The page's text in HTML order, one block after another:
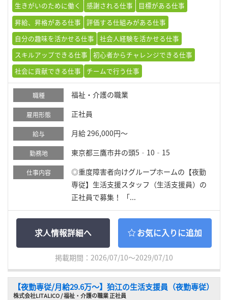
生きがいのために働く
感謝される仕事
目標がある仕事
昇給、昇格がある仕事
評価する仕組みがある仕事
自分の趣味を活かせる仕事
社会人経験を活かせる仕事
スキルアップできる仕事
初心者からチャレンジできる仕事
社会に貢献できる仕事
チームで行う仕事
職種 福祉・介護の職業
雇用形態 正社員
給与 月給 296,000円～
勤務地 東京都三鷹市井の頭5‐10‐15
仕事内容
◎重度障害者向けグループホームの【夜勤
専従】生活支援スタッフ（生活支援員）の
正社員で募集！ 「...
求人情報詳細へ お気に入りに追加
掲載期間：2026/07/10～2029/07/10
【夜勤専従/月給29.6万〜】狛江の生活支援員（夜勤専従）
株式会社LITALICO / 福祉・介護の職業 正社員